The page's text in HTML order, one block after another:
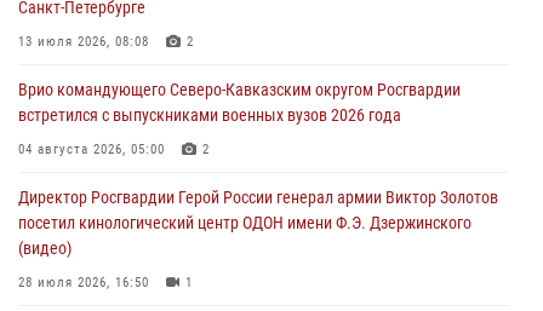
Подвиги героев‑росгвардейцев увековечили в новой музейной
экспозиции белгородского музея‑диорамы «Курская битва.
06 августа 2026, 10:30 3
Охрану общественного порядка и безопасность на футбольном
06 августа 2026, 10:13 1
Санкт-Петербурге
13 июля 2026, 08:08 2
Врио командующего Северо-Кавказским округом Росгвардии
встретился с выпускниками военных вузов 2026 года
04 августа 2026, 05:00 2
Директор Росгвардии Герой России генерал армии Виктор Золотов
посетил кинологический центр ОДОН имени Ф.Э. Дзержинского
(видео)
28 июля 2026, 16:50 1